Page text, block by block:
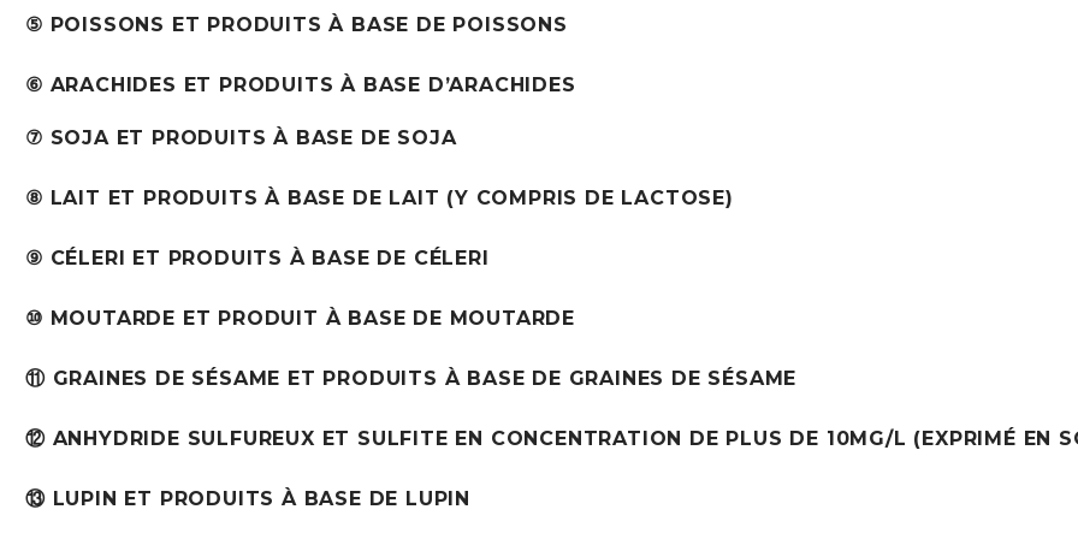
⑤ POISSONS ET PRODUITS À BASE DE POISSONS
⑥ ARACHIDES ET PRODUITS À BASE D’ARACHIDES
⑦ SOJA ET PRODUITS À BASE DE SOJA
⑧ LAIT ET PRODUITS À BASE DE LAIT (Y COMPRIS DE LACTOSE)
⑨ CÉLERI ET PRODUITS À BASE DE CÉLERI
⑩ MOUTARDE ET PRODUIT À BASE DE MOUTARDE
⑪ GRAINES DE SÉSAME ET PRODUITS À BASE DE GRAINES DE SÉSAME
⑫ ANHYDRIDE SULFUREUX ET SULFITE EN CONCENTRATION DE PLUS DE 10MG/L (EXPRIMÉ EN
⑬ LUPIN ET PRODUITS À BASE DE LUPIN